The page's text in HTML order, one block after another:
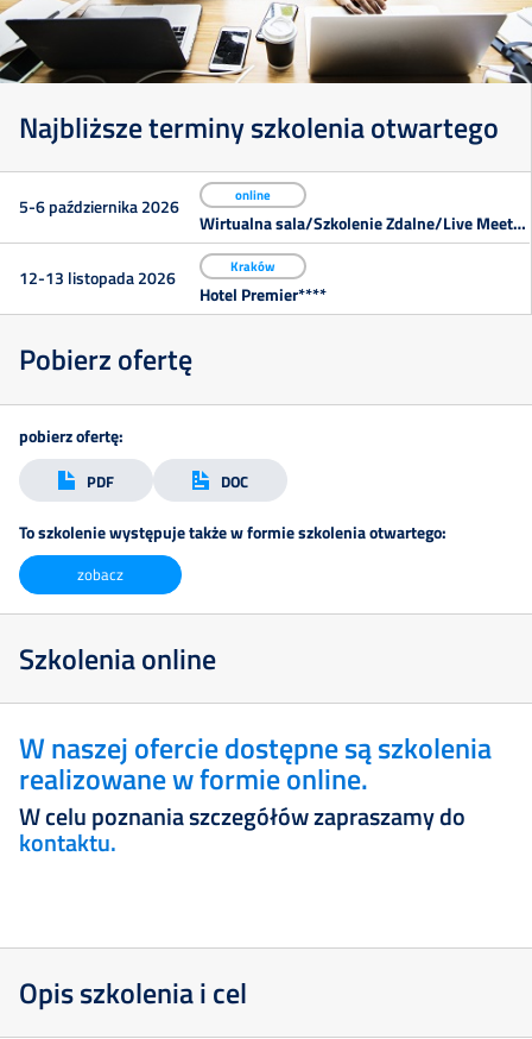
Szkolenia
Online
Szkolenia
Doradztwo
Doświadczenie
Kontakt
Zapisz
się
Najbliższe terminy szkolenia otwartego
5-6 października 2026 online
Wirtualna sala/Szkolenie Zdalne/Live Meeting
12-13 listopada 2026 Kraków
Hotel Premier****
Pobierz ofertę
pobierz ofertę:
PDF DOC
To szkolenie występuje także w formie szkolenia otwartego:
zobacz
Szkolenia online
W naszej ofercie dostępne są szkolenia
realizowane w formie online.
W celu poznania szczegółów zapraszamy do
kontaktu.
Opis szkolenia i cel